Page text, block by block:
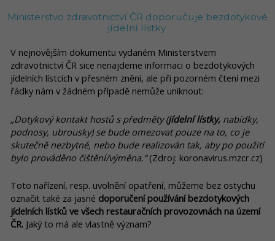
Ministerstvo zdravotnictví ČR doporučuje bezdotykové
jídelní lístky
V nejnovějším dokumentu vydaném Ministerstvem
zdravotnictví ČR sice nenajdeme informaci o bezdotykových
jídelních lístcích v přesném znění, ale při pozorném čtení mezi
řádky nám v žádném případě nemůže uniknout:
„Dotykový kontakt hostů s předměty (jídelní lístky, nabídky,
podnosy, ubrousky) se bude omezovat pouze na to, co je
skutečně nezbytné, nebo bude realizován tak, aby po použití
bylo prováděno čištění/výměna.“(Zdroj: koronavirus.mzcr.cz)
Toto nařízení, resp. uvolnění opatření, můžeme bez ostychu
označit také za jasné doporučení používání bezdotykových
jídelních lístků ve všech restauračních provozovnách na území
ČR. Jaký to má ale vlastně význam?